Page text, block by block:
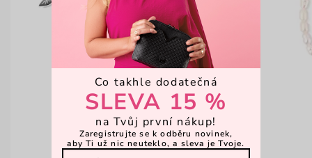
Co takhle dodatečná
SLEVA 15 %
na Tvůj první nákup!
Zaregistrujte se k odběru novinek,
aby Ti už nic neuteklo, a sleva je Tvoje.